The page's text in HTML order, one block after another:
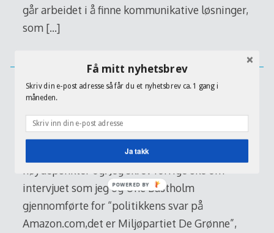
går arbeidet i å finne kommunikative løsninger,
som […]
Kjøkkenprat med Anita Krohn
Traaseth
En valgkamp er ikke bare slit, det har sine
høydepunkter og. Jeg skrev forrige uke om
intervjuet som jeg og Une Bastholm
gjennomførte for “politikkens svar på
Amazon.com,det er Miljøpartiet De Grønne”,
Få mitt nyhetsbrev
Skriv din e-post adresse så får du et nyhetsbrev ca. 1 gang i
måneden.
Ja takk
POWERED